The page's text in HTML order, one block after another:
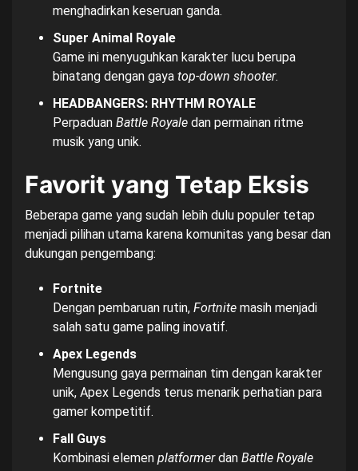
menghadirkan keseruan ganda.
Super Animal Royale
Game ini menyuguhkan karakter lucu berupa
binatang dengan gaya top-down shooter.
HEADBANGERS: RHYTHM ROYALE
Perpaduan Battle Royale dan permainan ritme
musik yang unik.
Favorit yang Tetap Eksis
Beberapa game yang sudah lebih dulu populer tetap
menjadi pilihan utama karena komunitas yang besar dan
dukungan pengembang:
Fortnite
Dengan pembaruan rutin, Fortnite masih menjadi
salah satu game paling inovatif.
Apex Legends
Mengusung gaya permainan tim dengan karakter
unik, Apex Legends terus menarik perhatian para
gamer kompetitif.
Fall Guys
Kombinasi elemen platformerdan Battle Royale